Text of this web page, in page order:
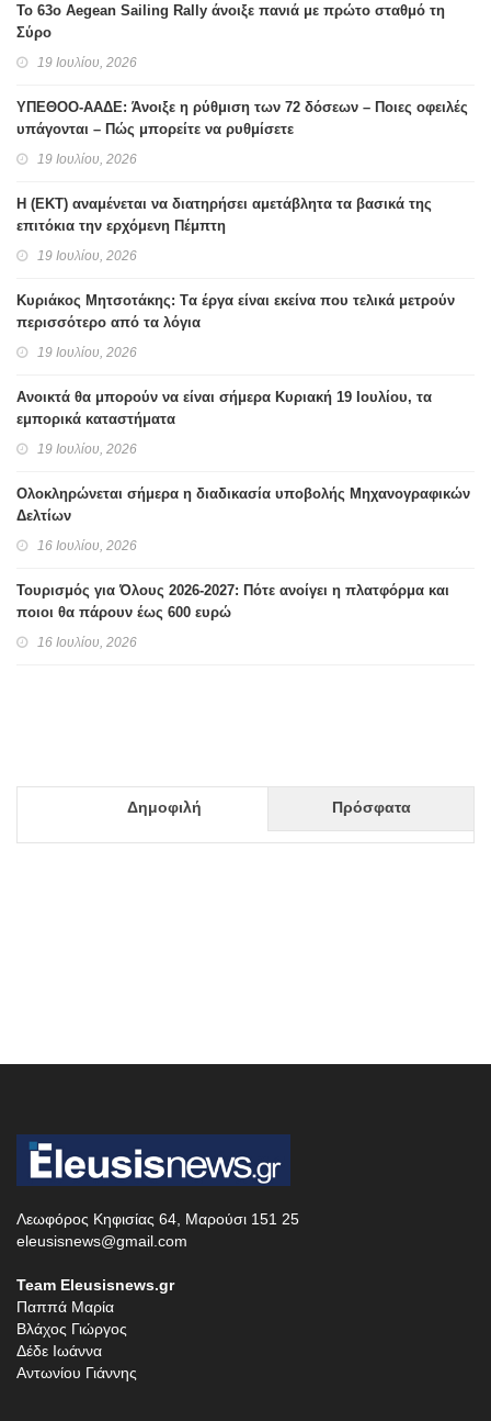
Το 63ο Aegean Sailing Rally άνοιξε πανιά με πρώτο σταθμό τη
Σύρο
19 Ιουλίου, 2026
ΥΠΕΘΟΟ-ΑΑΔΕ: Άνοιξε η ρύθμιση των 72 δόσεων – Ποιες οφειλές
υπάγονται – Πώς μπορείτε να ρυθμίσετε
19 Ιουλίου, 2026
H (ΕΚΤ) αναμένεται να διατηρήσει αμετάβλητα τα βασικά της
επιτόκια την ερχόμενη Πέμπτη
19 Ιουλίου, 2026
Κυριάκος Μητσοτάκης: Tα έργα είναι εκείνα που τελικά μετρούν
περισσότερο από τα λόγια
19 Ιουλίου, 2026
Ανοικτά θα μπορούν να είναι σήμερα Κυριακή 19 Ιουλίου, τα
εμπορικά καταστήματα
19 Ιουλίου, 2026
Ολοκληρώνεται σήμερα η διαδικασία υποβολής Μηχανογραφικών
Δελτίων
16 Ιουλίου, 2026
Τουρισμός για Όλους 2026-2027: Πότε ανοίγει η πλατφόρμα και
ποιοι θα πάρουν έως 600 ευρώ
16 Ιουλίου, 2026
Δημοφιλή Πρόσφατα
Λεωφόρος Κηφισίας 64, Μαρούσι 151 25
eleusisnews@gmail.com
Team Eleusisnews.gr
Παππά Μαρία
Βλάχος Γιώργος
Δέδε Ιωάννα
Αντωνίου Γιάννης